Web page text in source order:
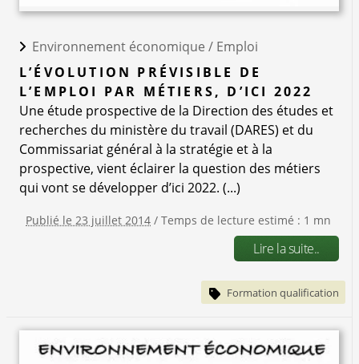
Environnement économique / Emploi
L’ÉVOLUTION PRÉVISIBLE DE
L’EMPLOI PAR MÉTIERS, D’ICI 2022
Une étude prospective de la Direction des études et
recherches du ministère du travail (DARES) et du
Commissariat général à la stratégie et à la
prospective, vient éclairer la question des métiers
qui vont se développer d’ici 2022. (...)
Publié le 23 juillet 2014 / Temps de lecture estimé : 1 mn
Lire la suite..
Formation qualification